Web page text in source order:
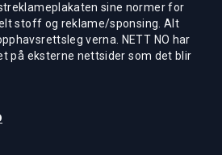
sine normer for
stoff og reklame/sponsing. Alt
verna. NETT NO har
på eksterne nettsider som det blir